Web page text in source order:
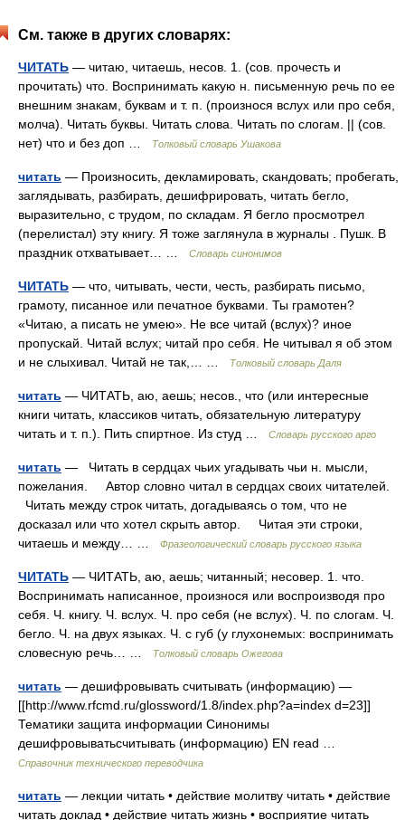
См. также в других словарях:
ЧИТАТЬ — читаю, читаешь, несов. 1. (сов. прочесть и
прочитать) что. Воспринимать какую н. письменную речь по ее
внешним знакам, буквам и т. п. (произнося вслух или про себя,
молча). Читать буквы. Читать слова. Читать по слогам. || (сов.
нет) что и без доп …
Толковый словарь Ушакова
читать — Произносить, декламировать, скандовать; пробегать,
заглядывать, разбирать, дешифрировать, читать бегло,
выразительно, с трудом, по складам. Я бегло просмотрел
(перелистал) эту книгу. Я тоже заглянула в журналы . Пушк. В
праздник отхватывает… …
Словарь синонимов
ЧИТАТЬ — что, читывать, чести, честь, разбирать письмо,
грамоту, писанное или печатное буквами. Ты грамотен?
«Читаю, а писать не умею». Не все читай (вслух)? иное
пропускай. Читай вслух; читай про себя. Не читывал я об этом
и не слыхивал. Читай не так,… …
Толковый словарь Даля
читать — ЧИТАТЬ, аю, аешь; несов., что (или интересные
книги читать, классиков читать, обязательную литературу
читать и т. п.). Пить спиртное. Из студ …
Словарь русского арго
читать — Читать в сердцах чьих угадывать чьи н. мысли,
пожелания. Автор словно читал в сердцах своих читателей.
Читать между строк читать, догадываясь о том, что не
досказал или что хотел скрыть автор. Читая эти строки,
читаешь и между… …
Фразеологический словарь русского языка
ЧИТАТЬ — ЧИТАТЬ, аю, аешь; читанный; несовер. 1. что.
Воспринимать написанное, произнося или воспроизводя про
себя. Ч. книгу. Ч. вслух. Ч. про себя (не вслух). Ч. по слогам. Ч.
бегло. Ч. на двух языках. Ч. с губ (у глухонемых: воспринимать
словесную речь… …
Толковый словарь Ожегова
читать — дешифровывать считывать (информацию) —
[[http://www.rfcmd.ru/glossword/1.8/index.php?a=index d=23]]
Тематики защита информации Синонимы
дешифровыватьсчитывать (информацию) EN read …
Справочник технического переводчика
читать — лекции читать • действие молитву читать • действие
читать доклад • действие читать жизнь • восприятие читать